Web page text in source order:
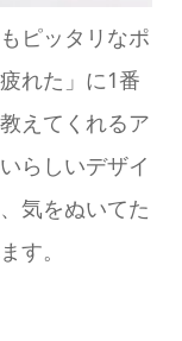
ピッタリなポ
れた」に1番
えてくれるア
らしいデザイ
気をぬいてた
す。